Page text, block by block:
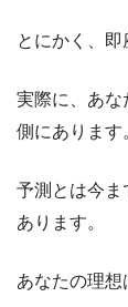
とにかく、即
実際に、あな
側にあります
予測とは今ま
あります。
あなたの理想